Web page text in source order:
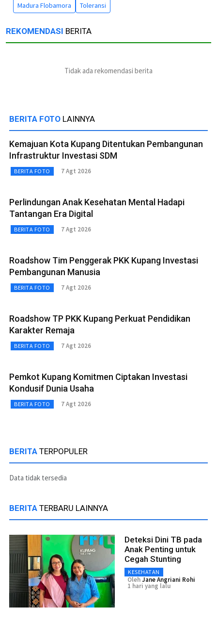
Madura Flobamora
Toleransi
REKOMENDASI BERITA
Tidak ada rekomendasi berita
BERITA FOTO LAINNYA
Kemajuan Kota Kupang Ditentukan Pembangunan
Infrastruktur Investasi SDM
BERITA FOTO 7 Agt 2026
Perlindungan Anak Kesehatan Mental Hadapi
Tantangan Era Digital
BERITA FOTO 7 Agt 2026
Roadshow Tim Penggerak PKK Kupang Investasi
Pembangunan Manusia
BERITA FOTO 7 Agt 2026
Roadshow TP PKK Kupang Perkuat Pendidikan
Karakter Remaja
BERITA FOTO 7 Agt 2026
Pemkot Kupang Komitmen Ciptakan Investasi
Kondusif Dunia Usaha
BERITA FOTO 7 Agt 2026
BERITA TERPOPULER
Data tidak tersedia
BERITA TERBARU LAINNYA
Deteksi Dini TB pada
Anak Penting untuk
Cegah Stunting
KESEHATAN
OlehJane Angriani Rohi
1 hari yang lalu